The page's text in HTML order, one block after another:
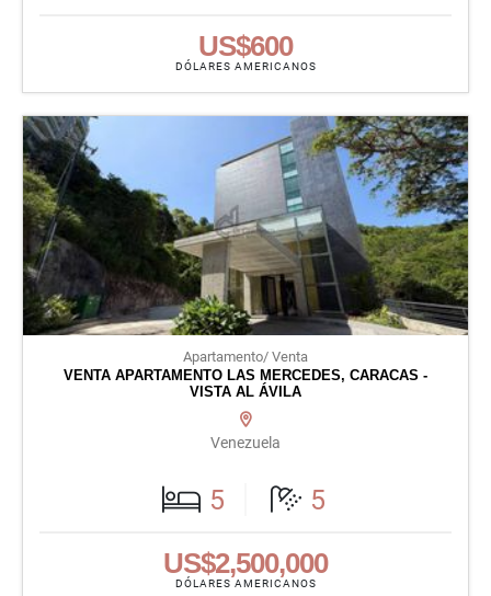
US$600
DÓLARES AMERICANOS
Apartamento/ Venta
VENTA APARTAMENTO LAS MERCEDES, CARACAS -
VISTA AL ÁVILA
Venezuela
5 5
US$2,500,000
DÓLARES AMERICANOS